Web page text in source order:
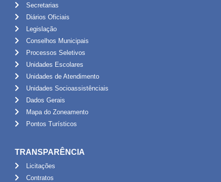
Secretarias
Diários Oficiais
Legislação
Conselhos Municipais
Processos Seletivos
Unidades Escolares
Unidades de Atendimento
Unidades Socioassistênciais
Dados Gerais
Mapa do Zoneamento
Pontos Turísticos
TRANSPARÊNCIA
Licitações
Contratos